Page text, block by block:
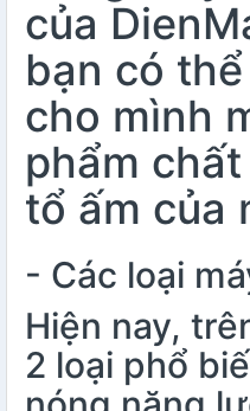
của
bạn có
cho mình
phẩm
tổ ấm của
- Các loại
Hiện nay,
2 loại phổ